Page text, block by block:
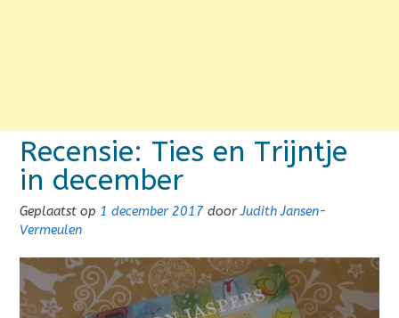
Recensie: Ties en Trijntje
in december
Geplaatst op 1 december 2017 doorJudith Jansen-
Vermeulen